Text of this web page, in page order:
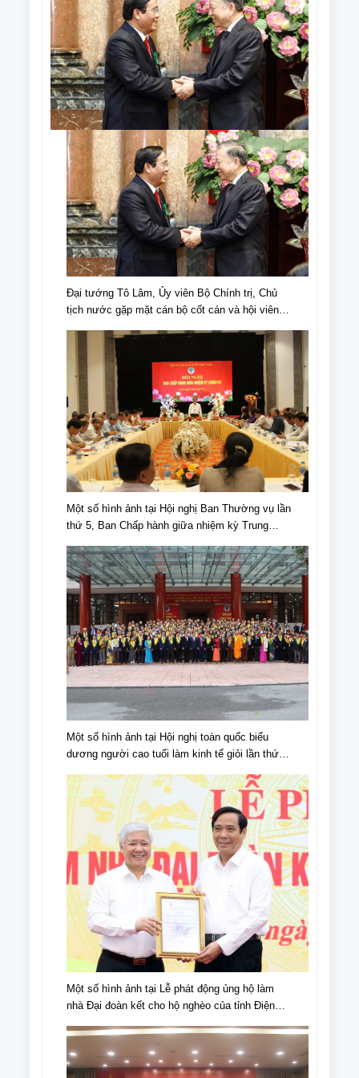
Đại tướng Tô Lâm, Ủy viên Bộ Chính trị, Chủ
tịch nước gặp mặt cán bộ cốt cán và hội viên
Ngày NCT Việt Nam (6/6/1941-6/6/2024).
Một số hình ảnh tại Hội nghị Ban Thường vụ lần
thứ 5, Ban Chấp hành giữa nhiệm kỳ Trung
Một số hình ảnh tại Hội nghị toàn quốc biểu
dương người cao tuổi làm kinh tế giỏi lần thứ
Một số hình ảnh tại Lễ phát động ủng hộ làm
nhà Đại đoàn kết cho hộ nghèo của tỉnh Điện
Biên Phủ (07/5/1954-07/5/2024)